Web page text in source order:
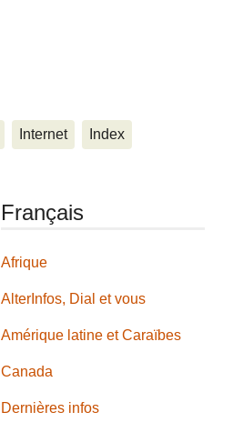
Internet Index
Français
Afrique
AlterInfos, Dial et vous
Amérique latine et Caraïbes
Canada
Dernières infos